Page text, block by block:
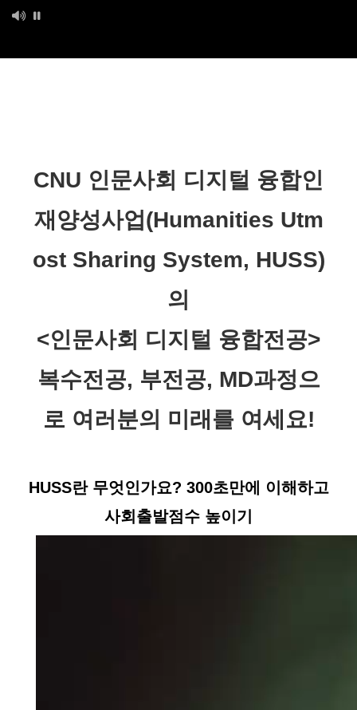
CNU 인문사회 디지털 융합인
재양성사업(Humanities Utm
ost Sharing System, HUSS)
의
<인문사회 디지털 융합전공>
복수전공, 부전공, MD과정으
로 여러분의 미래를 여세요!
HUSS란 무엇인가요? 300초만에 이해하고
사회출발점수 높이기